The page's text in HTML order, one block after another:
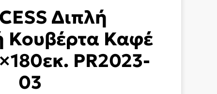
Διπλή
Κουβέρτα Καφέ
PR2023-
03